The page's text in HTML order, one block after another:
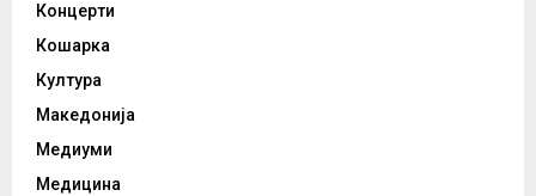
Концерти
Кошарка
Култура
Македонија
Медиуми
Медицина